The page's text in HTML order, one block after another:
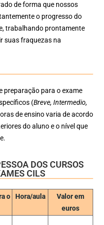
de forma que nossos
o progresso do
trabalhando prontamente
suas fraquezas na
preparação para o exame
(Breve, Intermedio,
de ensino varia de acordo
do aluno e o nível que
DOS CURSOS
CILS
o
Hora/aula
Valor em
euros